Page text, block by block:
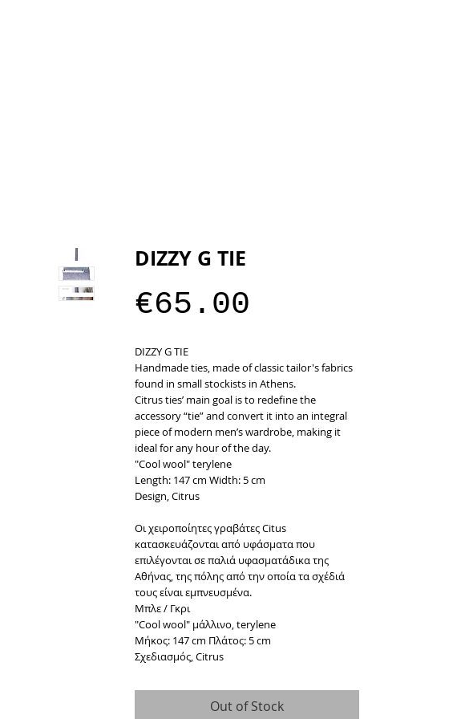
DIZZY G TIE
€65.00
DIZZY G TIE
Handmade ties, made of classic tailor's fabrics
found in small stockists in Athens.
Citrus ties’ main goal is to redefine the
accessory “tie” and convert it into an integral
piece of modern men’s wardrobe, making it
ideal for any hour of the day.
"Cool wool" terylene
Length: 147 cm Width: 5 cm
Design, Citrus
Οι χειροποίητες γραβάτες Citus
κατασκευάζονται από υφάσματα που
επιλέγονται σε παλιά υφασματάδικα της
Αθήνας, της πόλης από την οποία τα σχέδιά
τους είναι εμπνευσμένα.
Μπλε / Γκρι
"Cool wool" μάλλινο, terylene
Μήκος: 147 cm Πλάτος: 5 cm
Σχεδιασμός, Citrus
Out of Stock